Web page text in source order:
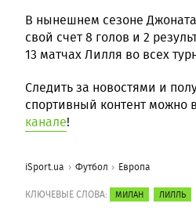
В нынешнем сезоне
свой счет 8 голов и 2
13 матчах Лилля во всех
Следить за новостями и
спортивный контент можно
канале!
iSport.ua Футбол Европа
КЛЮЧЕВЫЕ СЛОВА: МИЛАН ЛИЛЛЬ